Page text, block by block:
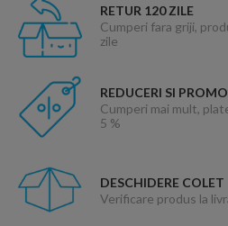
RETUR 120 ZILE
Cumperi fara griji,
zile
REDUCERI SI
Cumperi mai mult,
5 %
DESCHIDERE COLET
Verificare produs la